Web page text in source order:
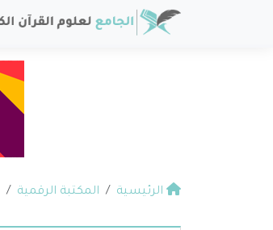
الرئيسية المكتبة الرقمية